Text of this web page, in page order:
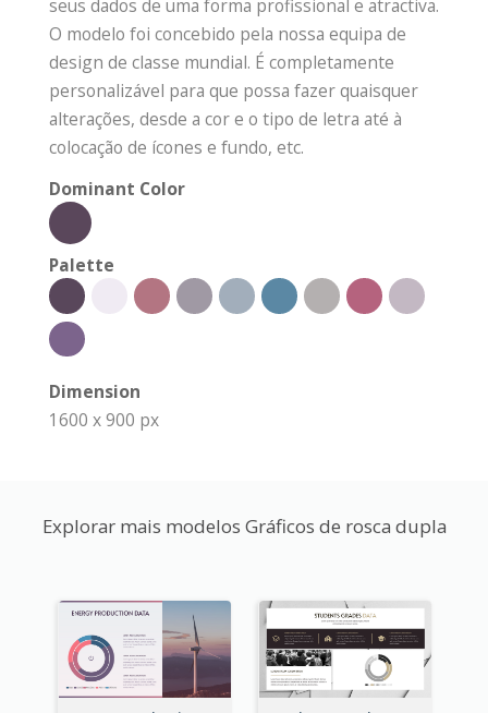
seus dados de uma forma profissional e atractiva.
O modelo foi concebido pela nossa equipa de
design de classe mundial. É completamente
personalizável para que possa fazer quaisquer
alterações, desde a cor e o tipo de letra até à
colocação de ícones e fundo, etc.
Dominant Color
Palette
Dimension
1600 x 900 px
Explorar mais modelos Gráficos de rosca dupla